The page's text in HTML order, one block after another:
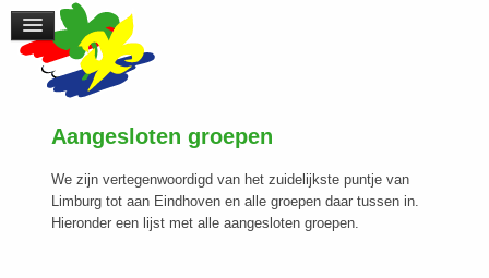
Aangesloten groepen
We zijn vertegenwoordigd van het zuidelijkste puntje van
Limburg tot aan Eindhoven en alle groepen daar tussen in.
Hieronder een lijst met alle aangesloten groepen.